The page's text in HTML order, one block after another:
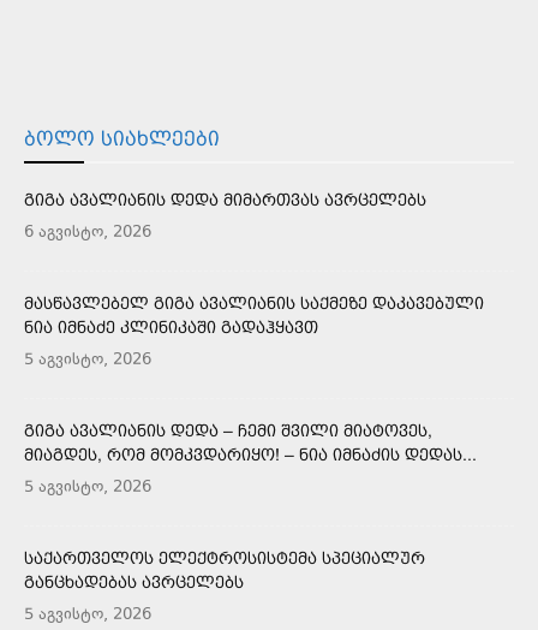
ᲑᲝᲚᲝ ᲡᲘᲐᲮᲚᲔᲔᲑᲘ
ᲒᲘᲒᲐ ᲐᲕᲐᲚᲘᲐᲜᲘᲡ ᲓᲔᲓᲐ ᲛᲘᲛᲐᲠᲗᲕᲐᲡ ᲐᲕᲠᲪᲔᲚᲔᲑᲡ
6 აგვისტო, 2026
ᲛᲐᲡᲬᲐᲕᲚᲔᲑᲔᲚ ᲒᲘᲒᲐ ᲐᲕᲐᲚᲘᲐᲜᲘᲡ ᲡᲐᲥᲛᲔᲖᲔ ᲓᲐᲙᲐᲕᲔᲑᲣᲚᲘ
ᲜᲘᲐ ᲘᲛᲜᲐᲫᲔ ᲙᲚᲘᲜᲘᲙᲐᲨᲘ ᲒᲐᲓᲐᲰᲧᲐᲕᲗ
5 აგვისტო, 2026
ᲒᲘᲒᲐ ᲐᲕᲐᲚᲘᲐᲜᲘᲡ ᲓᲔᲓᲐ – ᲩᲔᲛᲘ ᲨᲕᲘᲚᲘ ᲛᲘᲐᲢᲝᲕᲔᲡ,
ᲛᲘᲐᲒᲓᲔᲡ, ᲠᲝᲛ ᲛᲝᲛᲙᲕᲓᲐᲠᲘᲧᲝ! – ᲜᲘᲐ ᲘᲛᲜᲐᲫᲘᲡ ᲓᲔᲓᲐᲡ...
5 აგვისტო, 2026
ᲡᲐᲥᲐᲠᲗᲕᲔᲚᲝᲡ ᲔᲚᲔᲥᲢᲠᲝᲡᲘᲡᲢᲔᲛᲐ ᲡᲞᲔᲪᲘᲐᲚᲣᲠ
ᲒᲐᲜᲪᲮᲐᲓᲔᲑᲐᲡ ᲐᲕᲠᲪᲔᲚᲔᲑᲡ
5 აგვისტო, 2026